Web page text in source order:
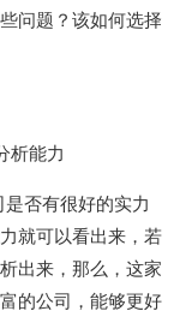
问题？该如何选择
析能力
否有很好的实力
就可以看出来，若
出来，那么，这家
的公司，能够更好